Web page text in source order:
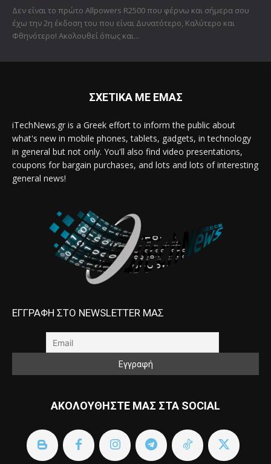
Δεν είναι το πρώτο Allpowers R2500 που φέρνω και σήμερα σου
έχω την 2η έκδοση του που είναι Δυνατότερο, Καλύτερο και
Φθηνότερο! Ακολουθεί όπως και...
ΣΧΕΤΙΚΑ ΜΕ ΕΜΑΣ
iTechNews.gr is a Greek effort to inform the public about
what's new in mobile phones, tablets, gadgets, in technology
in general but not only. You'll also find video presentations,
coupons for bargain purchases, and lots and lots of interesting
general news!
ΕΓΓΡΑΦΗ ΣΤΟ NEWSLETTER ΜΑΣ
ΑΚΟΛΟΥΘΗΣΤΕ ΜΑΣ ΣΤΑ SOCIAL